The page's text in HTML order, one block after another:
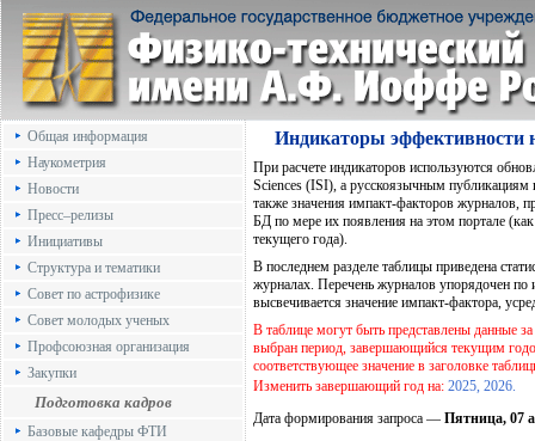
Общая информация
Наукометрия
Новости
Пресс–релизы
Инициативы
Структура и тематики
Совет по астрофизике
Совет молодых ученых
Профсоюзная организация
Закупки
Подготовка кадров
Базовые кафедры ФТИ
Индикаторы эффективности
При расчете индикаторов используются
Sciences (ISI), а русскоязычным публикациям
также значения импакт-факторов журналов,
БД по мере их появления на этом портале
текущего года).
В последнем разделе таблицы приведена
журналах. Перечень журналов упорядочен по
высвечивается значение импакт-фактора,
В таблице могут быть представлены данные
выбран период, завершающийся текущим
соответствующее значение в заголовке
Изменить завершающий год на: 2025, 2026.
Дата формирования запроса — Пятница, 07